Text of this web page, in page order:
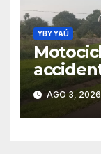
YBY YAÚ
PY05 en
AGO 3, 2026